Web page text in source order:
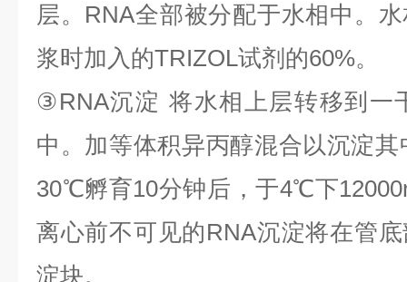
层。 RNA全部被分配于水相中。
浆时加入的TRIZOL试剂的60%。
③RNA沉淀 将水相上层转移到一
中。加等体积异丙醇混合以沉淀其
30℃孵育10分钟后，于4℃下
离心前不可见的RNA沉淀将在管
淀块。